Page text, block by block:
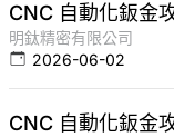
CNC 自動化鈑金
明鈦精密有限公司
2026-06-02
CNC 自動化鈑金